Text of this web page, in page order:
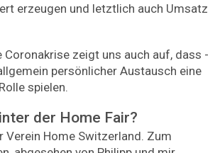
erzeugen und letztlich auch Umsatz
Coronakrise zeigt uns auch auf, dass
persönlicher Austausch eine
spielen.
der Home Fair?
Verein Home Switzerland. Zum